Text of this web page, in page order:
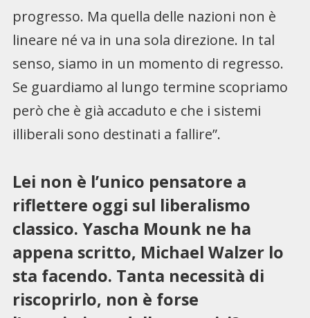
progresso. Ma quella delle nazioni non è
lineare né va in una sola direzione. In tal
senso, siamo in un momento di regresso.
Se guardiamo al lungo termine scopriamo
però che è già accaduto e che i sistemi
illiberali sono destinati a fallire”.
Lei non è l’unico pensatore a
riflettere oggi sul liberalismo
classico. Yascha Mounk ne ha
appena scritto, Michael Walzer lo
sta facendo. Tanta necessità di
riscoprirlo, non è forse